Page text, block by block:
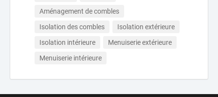
Aménagement de combles
Isolation des combles
Isolation extérieure
Isolation intérieure
Menuiserie extérieure
Menuiserie intérieure